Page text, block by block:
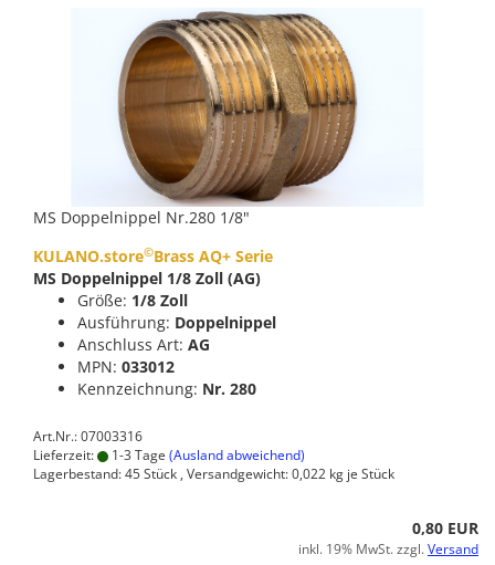
MS Doppelnippel Nr.280 1/8"
KULANO.store©Brass AQ+ Serie
MS Doppelnippel 1/8 Zoll (AG)
Größe: 1/8 Zoll
Ausführung: Doppelnippel
Anschluss Art: AG
MPN: 033012
Kennzeichnung: Nr. 280
Art.Nr.: 07003316
Lieferzeit:
1-3 Tage (Ausland abweichend)
Lagerbestand: 45 Stück , Versandgewicht:0,022 kg je Stück
0,80 EUR
inkl. 19% MwSt. zzgl.Versand